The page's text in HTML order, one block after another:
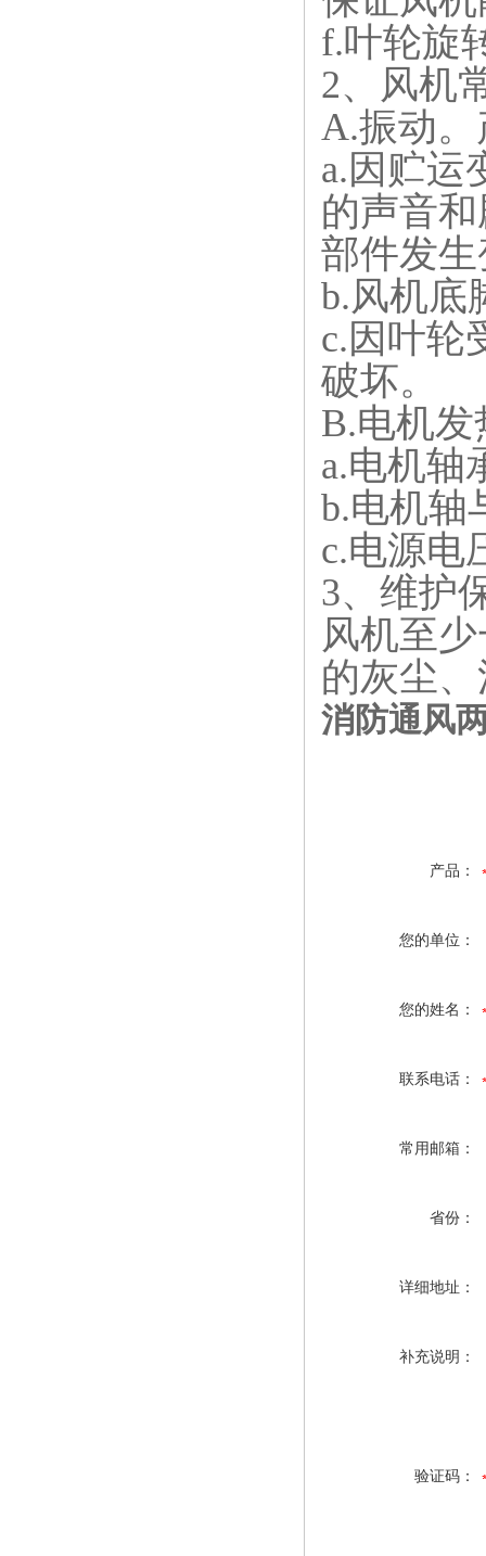
f.叶轮旋
2、风机
A.振动
a.因贮运
的声音
部件发
b.风机底
c.因叶轮
破坏。
B.电机
a.电机轴
b.电机轴
c.电源电
3、维护
风机至
的灰尘
消防通风
产品：
您的单位：
您的姓名：
联系电话：
常用邮箱：
省份：
详细地址：
补充说明：
验证码：